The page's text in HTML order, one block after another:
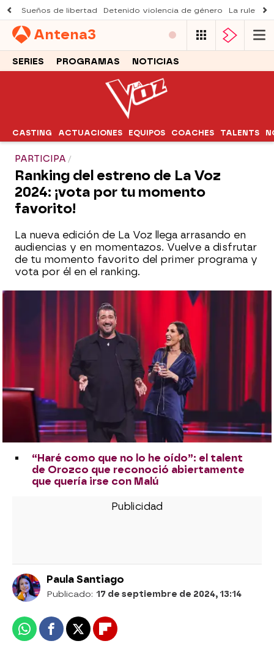
Sueños de libertad Detenido violencia de género La ruleta
Antena3
SERIES PROGRAMAS NOTICIAS
CASTING ACTUACIONES EQUIPOS COACHES TALENTS
PARTICIPA
Ranking del estreno de La Voz
2024: ¡vota por tu momento
favorito!
La nueva edición de La Voz llega arrasando en
audiencias y en momentazos. Vuelve a disfrutar
de tu momento favorito del primer programa y
vota por él en el ranking.
“Haré como que no lo he oído”: el talent
de Orozco que reconoció abiertamente
que quería irse con Malú
Paula Santiago
Publicado: 17 de septiembre de 2024, 13:14
WhatsappFacebook
X Flipboard